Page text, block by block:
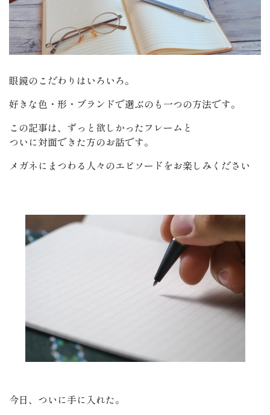
眼鏡のこだわりはいろいろ。
好きな色・形・ブランドで選ぶのも一つの方法です。
この記事は、ずっと欲しかったフレームと
ついに対面できた方のお話です。
メガネにまつわる人々のエピソードをお楽しみください
今日、ついに手に入れた。